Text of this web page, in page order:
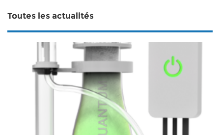
Toutes les actualités